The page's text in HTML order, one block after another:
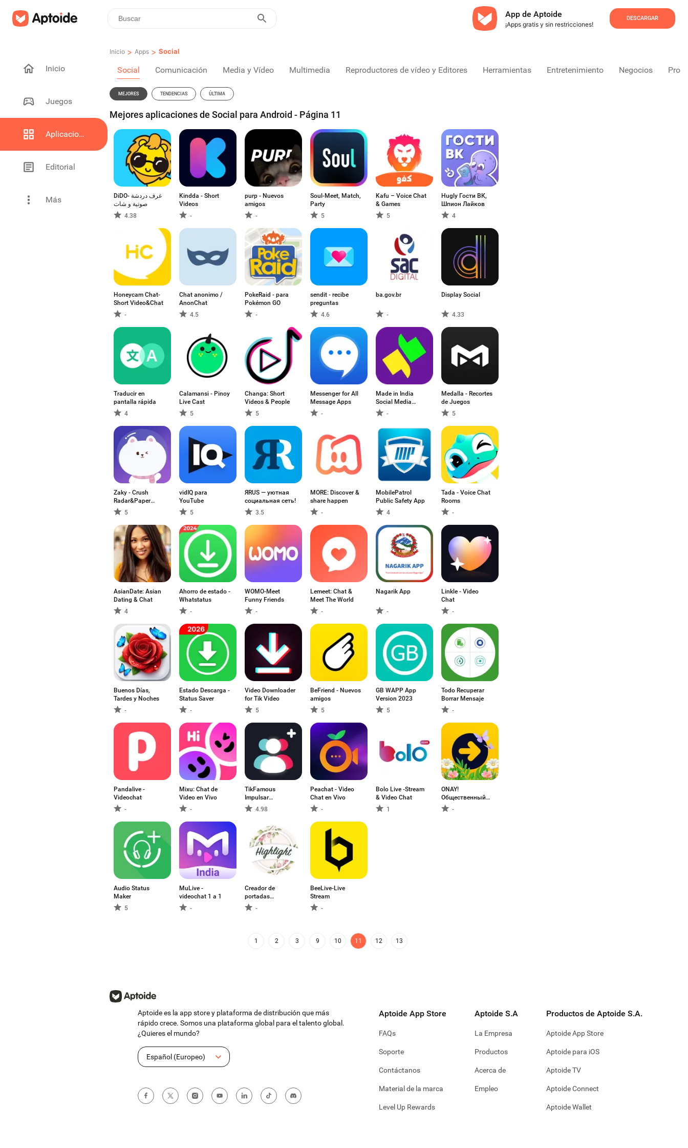
App de Aptoide
¡Apps gratis y sin restricciones!
DESCARGAR
Inicio
Juegos
Aplicaciones
Editorial
Más
Inicio > Apps > Social
Social Comunicación Media y Vídeo Multimedia Reproductores de vídeo y Editores Herramientas Entretenimiento Negocios
MEJORES TENDENCIAS ÚLTIMA
Mejores aplicaciones de Social para Android - Página 11
DiDO- غرف دردشة
صوتية و شات
4.38
Kindda - Short
Videos
-
purp - Nuevos
amigos
-
Soul-Meet, Match,
Party
5
Kafu – Voice Chat
& Games
5
Hugly Гости ВК,
Шпион Лайков
4
Honeycam Chat-
Short Video&Chat
-
Chat anonimo /
AnonChat
4.5
PokeRaid - para
Pokémon GO
-
sendit - recibe
preguntas
4.6
ba.gov.br
-
Display Social
4.33
Traducir en
pantalla rápida
4
Calamansi - Pinoy
Live Cast
5
Changa: Short
Videos & People
5
Messenger for All
Message Apps
-
Made in India
Social Media
Friendship App:
GolBol
-
Medalla - Recortes
de Juegos
5
Zaky - Crush
Radar&Paper
Plane5
vidIQ para
YouTube
5
ЯRUS — уютная
социальная сеть!
3.5
MORE: Discover &
share happen
-
MobilePatrol
Public Safety App
4
Tada - Voice Chat
Rooms
-
AsianDate: Asian
Dating & Chat
4
Ahorro de estado -
Whatstatus
-
WOMO-Meet
Funny Friends
-
Lemeet: Chat &
Meet The World
-
Nagarik App
-
Linkle - Video
Chat
-
Buenos Días,
Tardes y Noches
-
Estado Descarga -
Status Saver
-
Video Downloader
for Tik Video
5
BeFriend - Nuevos
amigos
5
GB WAPP App
Version 2023
5
Todo Recuperar
Borrar Mensaje
-
Pandalive -
Videochat
-
Mixu: Chat de
Video en Vivo
-
TikFamous
Impulsar
seguidores
4.98
Peachat - Video
Chat en Vivo
-
Bolo Live -Stream
& Video Chat
1
ONAY!
Общественный
транспорт
-
Audio Status
Maker
5
MuLive -
videochat 1 a 1
-
Creador de
portadas
destacadas
-
BeeLive-Live
Stream
-
و حالات واتس
Aptoide App Store Productos de Aptoide S.A.